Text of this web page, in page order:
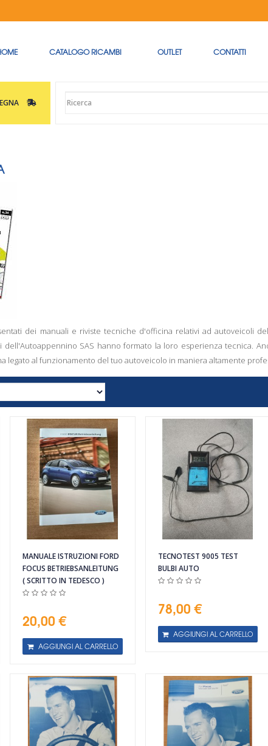
CATALOGO RICAMBI OUTLET CONTATTI
dei manuali e riviste tecniche d'officina relativi ad autoveicoli
dell'Autoappennino SAS hanno formato la loro esperienza tecnica.
legato al funzionamento del tuo autoveicolo in maniera altamente
MANUALE ISTRUZIONI FORD
FOCUS BETRIEBSANLEITUNG
( SCRITTO IN TEDESCO )
20,00 €
AGGIUNGI AL CARRELLO
TECNOTEST 9005 TEST
BULBI AUTO
78,00 €
AGGIUNGI AL CARRELLO